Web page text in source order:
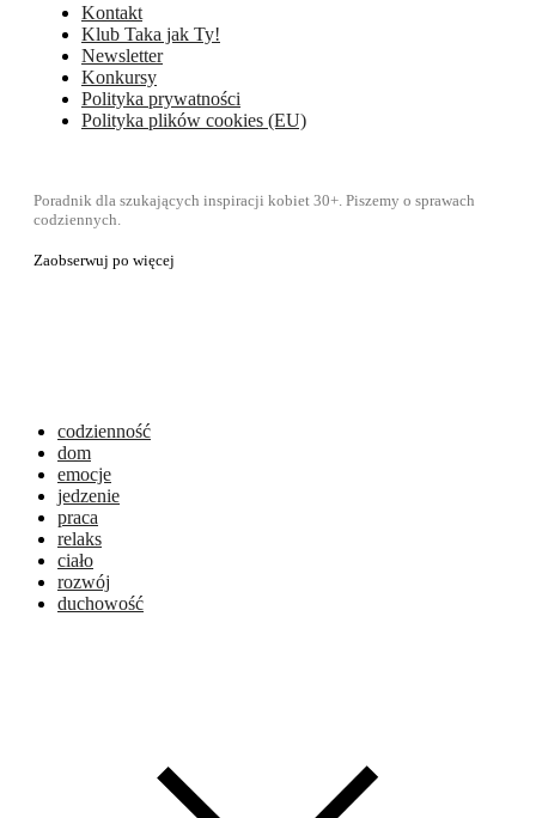
Kontakt
Klub Taka jak Ty!
Newsletter
Konkursy
Polityka prywatności
Polityka plików cookies (EU)
Poradnik dla szukających inspiracji kobiet 30+. Piszemy o sprawach
codziennych.
Zaobserwuj po więcej
codzienność
dom
emocje
jedzenie
praca
relaks
ciało
rozwój
duchowość